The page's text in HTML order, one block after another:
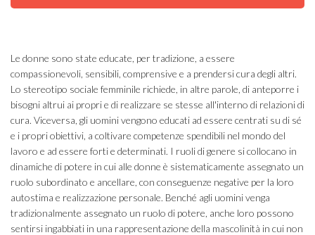
Le donne sono state educate, per tradizione, a essere
compassionevoli, sensibili, comprensive e a prendersi cura degli altri.
Lo stereotipo sociale femminile richiede, in altre parole, di anteporre i
bisogni altrui ai propri e di realizzare se stesse all'interno di relazioni di
cura. Viceversa, gli uomini vengono educati ad essere centrati su di sé
e i propri obiettivi, a coltivare competenze spendibili nel mondo del
lavoro e ad essere forti e determinati. I ruoli di genere si collocano in
dinamiche di potere in cui alle donne è sistematicamente assegnato un
ruolo subordinato e ancellare, con conseguenze negative per la loro
autostima e realizzazione personale. Benché agli uomini venga
tradizionalmente assegnato un ruolo di potere, anche loro possono
sentirsi ingabbiati in una rappresentazione della mascolinità in cui non